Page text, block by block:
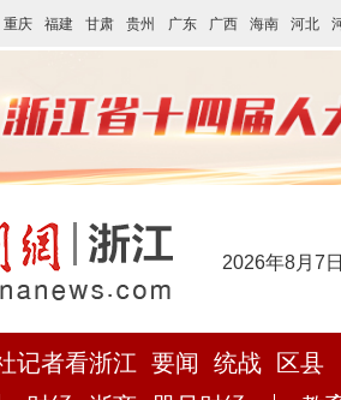
重庆 福建 甘肃 贵州 广东 广西 海南 河北
2026年8月7
记者看浙江 要闻 统战
区县